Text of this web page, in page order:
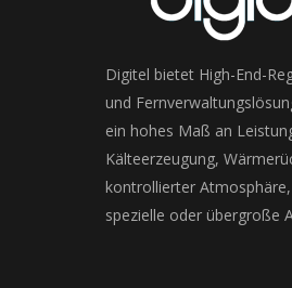
Digitel bietet High-End-
und
ein hohes Maß an
Kälteerzeugung,
kontrollierter
spezielle oder übergroße